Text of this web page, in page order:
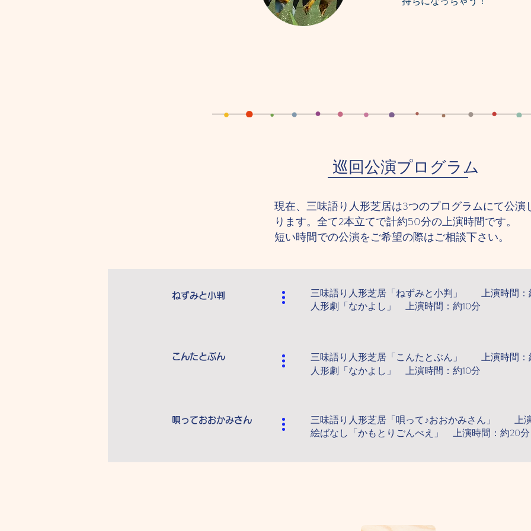
巡回公演プログラム
現在、三味語り人形芝居は3つのプログラムにて公演
ります。全て2本立てで計約50分の上演時間です。
短い時間での公演をご希望の際はご相談下さい。
ねずみと小判
三味語り人形芝居「ねずみと小判」 上演時間：
人形劇「なかよし」 上演時間：約10分
こんたとぶん
三味語り人形芝居「こんたとぶん」 上演時間：
人形劇「なかよし」 上演時間：約10分
唄っておおかみさん
三味語り人形芝居「唄って♪おおかみさん」 上
絵ばなし「かもとりごんべえ」 上演時間：約20分